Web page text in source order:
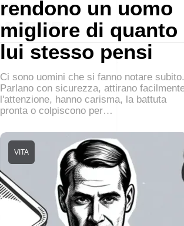
rendono un uomo
migliore di quanto
lui stesso pensi
Ci sono uomini che si fanno notare subito.
Parlano con sicurezza, attirano
l'attenzione, hanno carisma, la battuta
pronta o colpiscono per…
VITA